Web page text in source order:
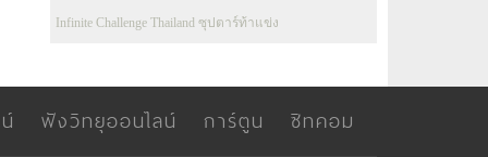
Infinite Challenge Thailand ซุปตาร์ท้าแข่ง
ฟังวิทยุออนไลน์ การ์ตูน ซิทคอม